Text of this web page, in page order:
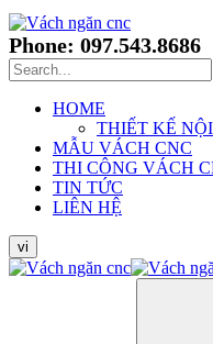
Phone: 097.543.8686
HOME
THIẾT KẾ
MẪU VÁCH CNC
THI CÔNG VÁCH
TIN TỨC
LIÊN HỆ
vi